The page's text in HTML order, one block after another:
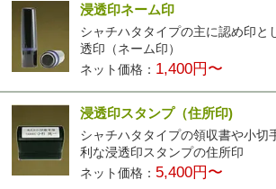
浸透印ネーム印
シャチハタタイプの主に認め印と
透印（ネーム印）
ネット価格： 1,400円〜
浸透印スタンプ（住所印)
シャチハタタイプの領収書や小切
利な浸透印スタンプの住所印
ネット価格： 5,400円〜